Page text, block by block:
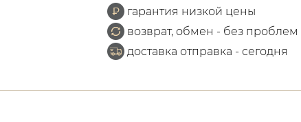
гарантия низкой цены
возврат, обмен - без проблем
доставка отправка - сегодня